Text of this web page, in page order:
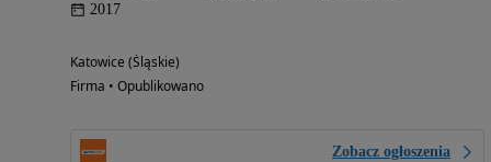
2017
Katowice (Śląskie)
Firma • Opublikowano
Zobacz ogłoszenia